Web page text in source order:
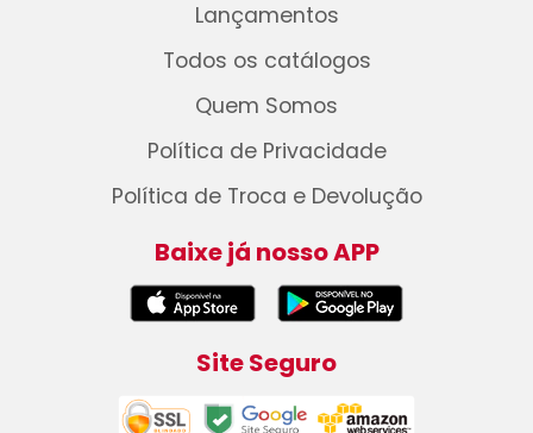
Lançamentos
Todos os catálogos
Quem Somos
Política de Privacidade
Política de Troca e Devolução
Baixe já nosso APP
Site Seguro